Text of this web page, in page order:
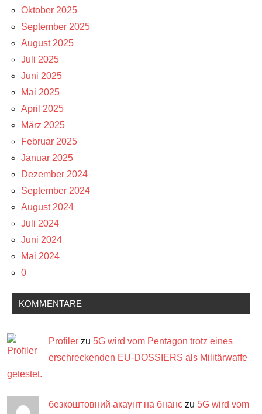
Oktober 2025
September 2025
August 2025
Juli 2025
Juni 2025
Mai 2025
April 2025
März 2025
Februar 2025
Januar 2025
Dezember 2024
September 2024
August 2024
Juli 2024
Juni 2024
Mai 2024
0
KOMMENTARE
Profiler zu 5G wird vom Pentagon trotz eines
erschreckenden EU-DOSSIERS als Militärwaffe
getestet.
безкоштовний акаунт на бнанс zu 5G wird vom